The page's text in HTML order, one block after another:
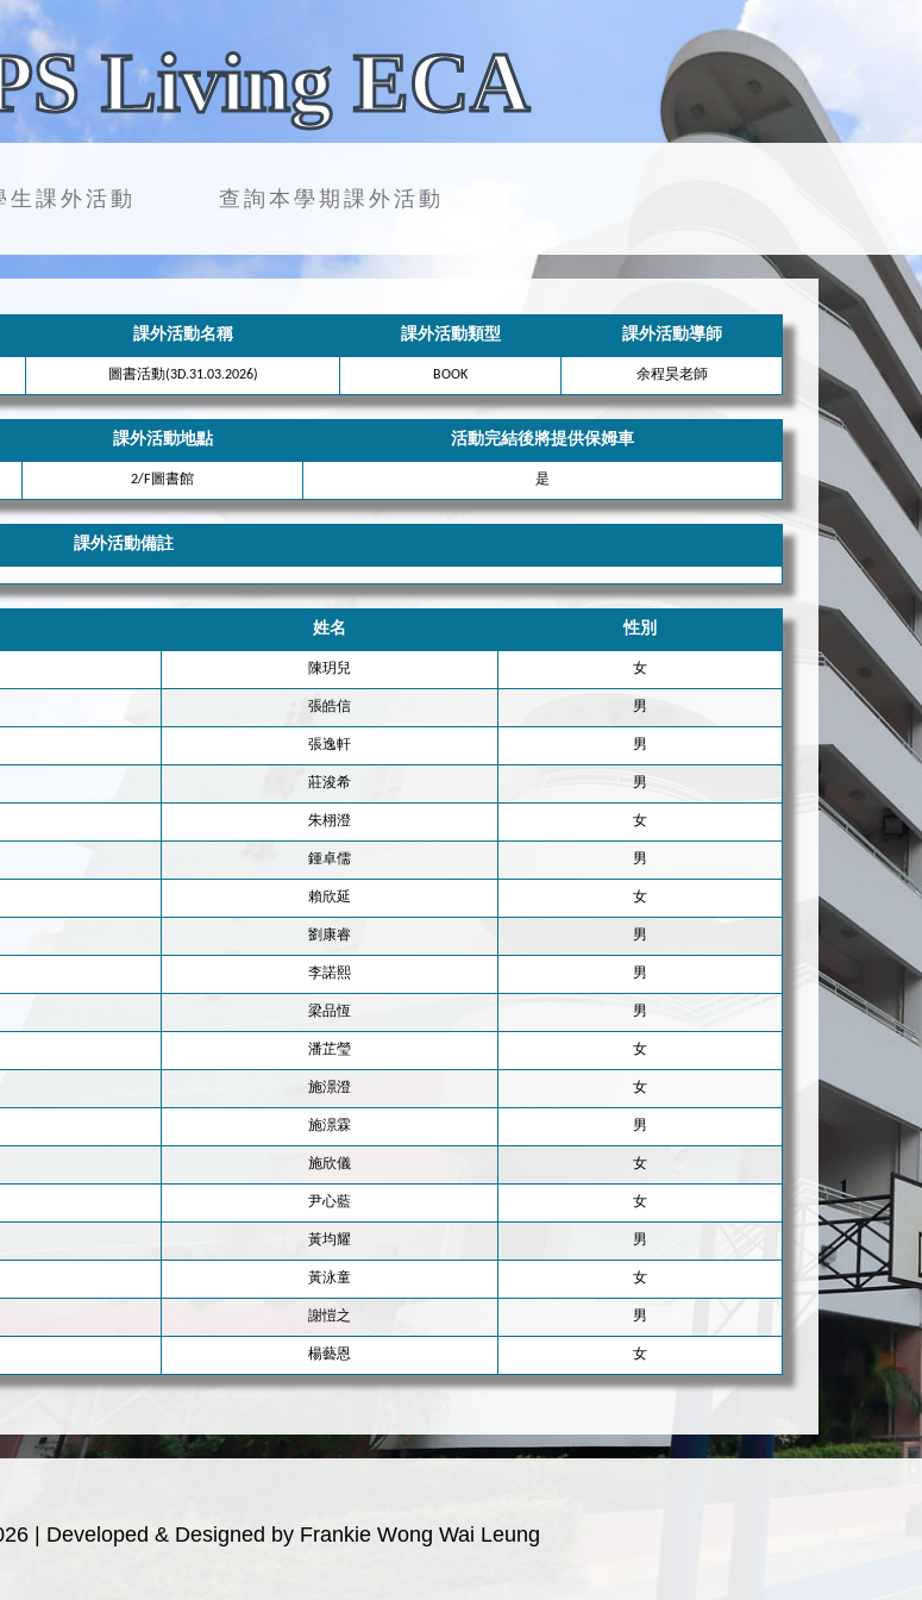
Living ECA
生課外活動 查詢本學期課外活動
課外活動名稱 課外活動類型 課外活動導師
圖書活動(3D.31.03.2026) BOOK 余程昊老師
課外活動地點 活動完結後將提供保姆車
2/F圖書館 是
課外活動備註
姓名 性別
陳玥兒 女
張皓信 男
張逸軒 男
莊浚希 男
朱栩澄 女
鍾卓儒 男
賴欣延 女
劉康睿 男
李諾熙 男
梁品恆 男
潘芷瑩 女
施澋澄 女
施澋霖 男
施欣儀 女
尹心藍 女
黃均耀 男
黃泳童 女
謝愷之 男
楊藝恩 女
| Developed & Designed by Frankie Wong Wai Leung